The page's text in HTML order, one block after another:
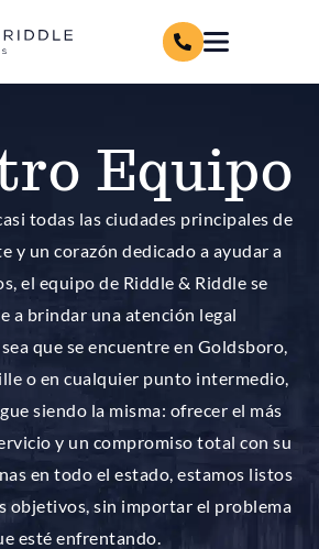
Equipo
todas las ciudades principales de
y un corazón dedicado a ayudar a
el equipo de Riddle & Riddle se
a brindar una atención legal
que se encuentre en Goldsboro,
o en cualquier punto intermedio,
siendo la misma: ofrecer el más
y un compromiso total con su
en todo el estado, estamos listos
objetivos, sin importar el problema
esté enfrentando.